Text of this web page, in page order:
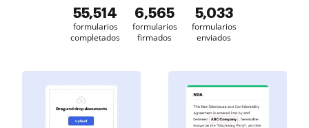
55,515
formularios
completados
6,565
formularios
firmados
5,033
formularios
enviados